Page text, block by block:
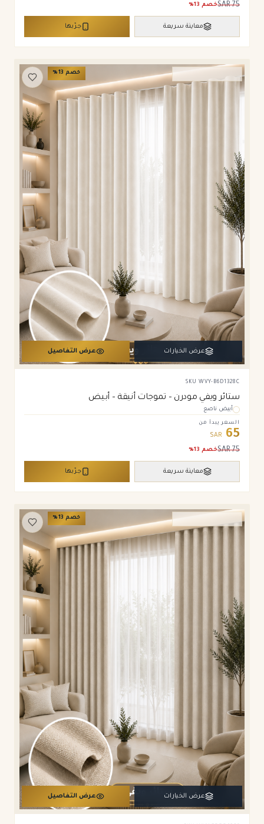
75
SARخصم 13
%
معاينة سريعة جرّبها
خصم 13
%
عرض الخيارات عرض التفاصيل
SKU WVY-B6D1328C
ستائر ويفي مودرن – تموجات أنيقة – أبيض
أبيض ناصع
السعر يبدأ من
65
SAR
75
SARخصم 13
%
معاينة سريعة جرّبها
خصم 13
%
عرض الخيارات عرض التفاصيل